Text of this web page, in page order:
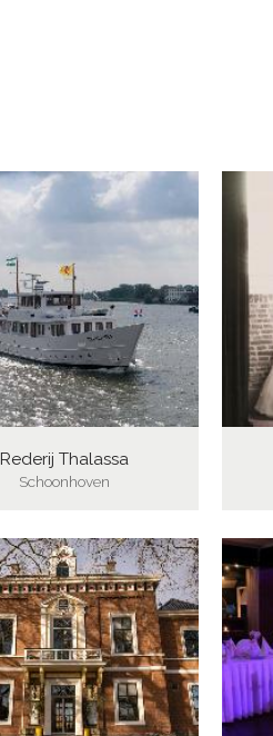
Rederij Thalassa
Schoonhoven